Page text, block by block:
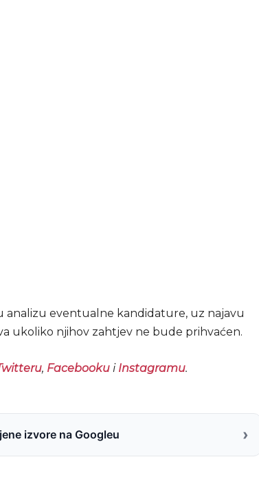
analizu eventualne kandidature, uz najavu
ukoliko njihov zahtjev ne bude prihvaćen.
, Facebookui Instagramu.
izvore na Googleu ›